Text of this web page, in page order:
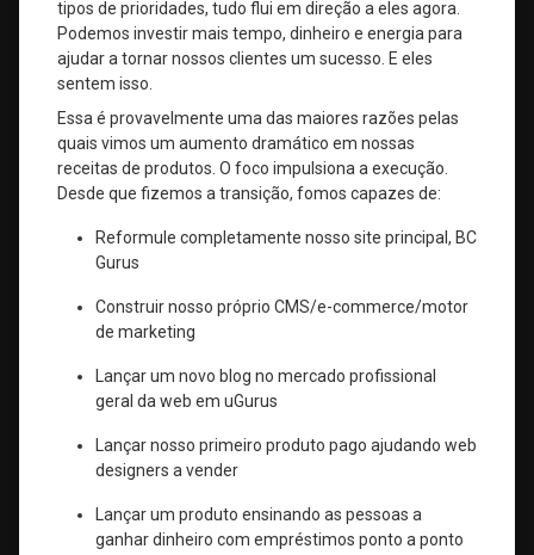
tipos de prioridades, tudo flui em direção a eles agora.
Podemos investir mais tempo, dinheiro e energia para
ajudar a tornar nossos clientes um sucesso. E eles
sentem isso.
Essa é provavelmente uma das maiores razões pelas
quais vimos um aumento dramático em nossas
receitas de produtos. O foco impulsiona a execução.
Desde que fizemos a transição, fomos capazes de:
Reformule completamente nosso site principal, BC
Gurus
Construir nosso próprio CMS/e-commerce/motor
de marketing
Lançar um novo blog no mercado profissional
geral da web em uGurus
Lançar nosso primeiro produto pago ajudando web
designers a vender
Lançar um produto ensinando as pessoas a
ganhar dinheiro com empréstimos ponto a ponto